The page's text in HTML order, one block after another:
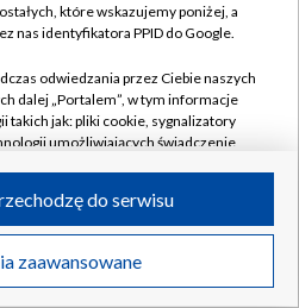
Pomoc
Kontakt
Kanały
Polska S.A. w likwidacji
które wskazujemy poniżej, a
nas identyfikatora PPID do Google.
odwiedzania przez Ciebie naszych
dalej „Portalem”, w tym informacje
takich jak: pliki cookie, sygnalizatory
umożliwiających świadczenie
odwiedzania przez Ciebie
takie jak adresy IP, identyfikatory
zaawansowane
do serwisu